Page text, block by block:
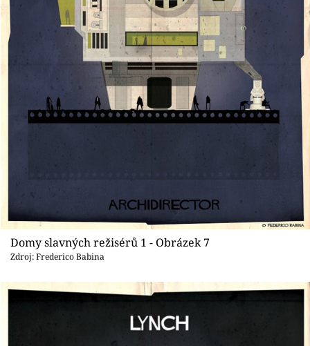
Domy slavných režisérů 1 - Obrázek 7
Zdroj: Frederico Babina